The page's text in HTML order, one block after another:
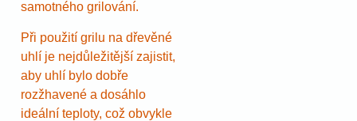
samotného grilování.
Při použití grilu na dřevěné
uhlí je nejdůležitější zajistit,
aby uhlí bylo dobře
rozžhavené a dosáhlo
ideální teploty, což obvykle